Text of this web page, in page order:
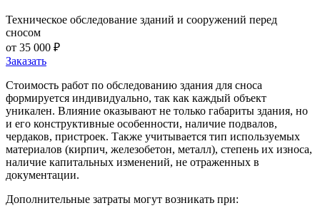
Техническое обследование зданий и сооружений перед
сносом
от 35 000 ₽
Заказать
Стоимость работ по обследованию здания для сноса
формируется индивидуально, так как каждый объект
уникален. Влияние оказывают не только габариты здания, но
и его конструктивные особенности, наличие подвалов,
чердаков, пристроек. Также учитывается тип используемых
материалов (кирпич, железобетон, металл), степень их износа,
наличие капитальных изменений, не отраженных в
документации.
Дополнительные затраты могут возникать при: